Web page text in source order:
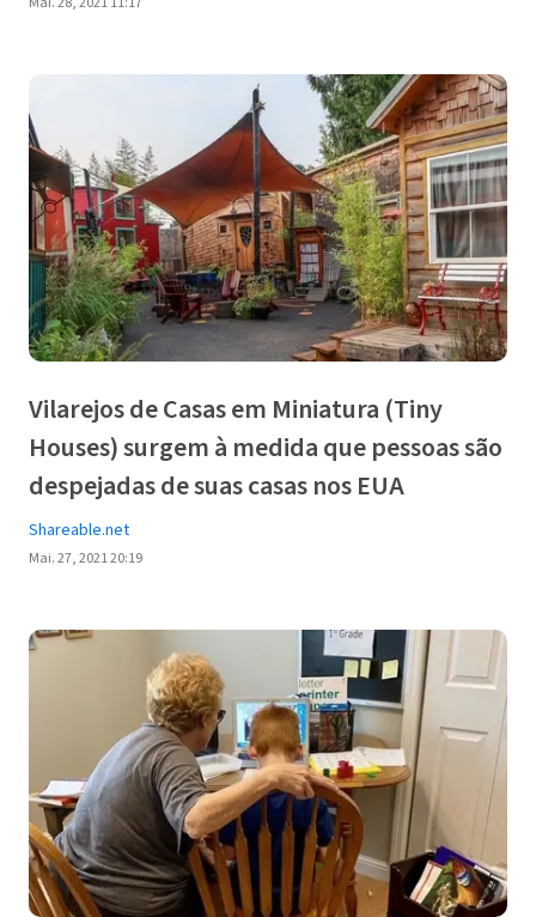
Vilarejos de Casas em Miniatura (Tiny
Houses) surgem à medida que pessoas são
despejadas de suas casas nos EUA
Shareable.net
Mai. 27, 2021 20:19